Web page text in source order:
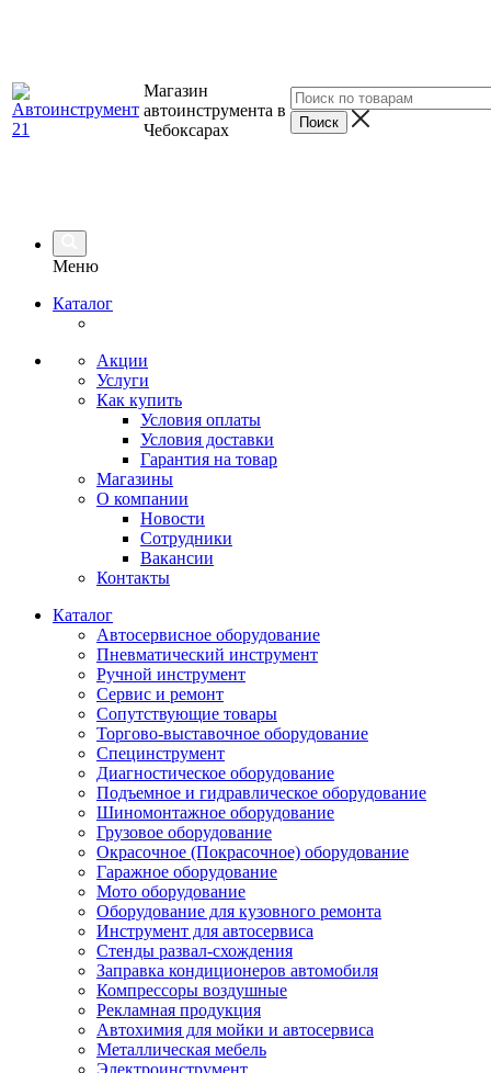
Магазин
автоинструмента в
Чебоксарах
Меню
Каталог
Акции
Услуги
Как купить
Условия оплаты
Условия доставки
Гарантия на товар
Магазины
О компании
Новости
Сотрудники
Вакансии
Контакты
Каталог
Автосервисное оборудование
Пневматический инструмент
Ручной инструмент
Сервис и ремонт
Сопутствующие товары
Торгово-выставочное оборудование
Специнструмент
Диагностическое оборудование
Подъемное и гидравлическое оборудование
Шиномонтажное оборудование
Грузовое оборудование
Окрасочное (Покрасочное) оборудование
Гаражное оборудование
Мото оборудование
Оборудование для кузовного ремонта
Инструмент для автосервиса
Стенды развал-схождения
Заправка кондиционеров автомобиля
Компрессоры воздушные
Рекламная продукция
Автохимия для мойки и автосервиса
Металлическая мебель
Электроинструмент